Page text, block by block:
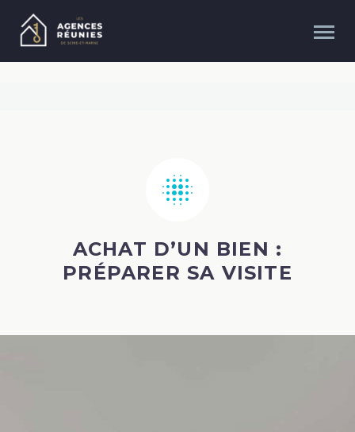


ACHAT D’UN BIEN :
PRÉPARER SA VISITE